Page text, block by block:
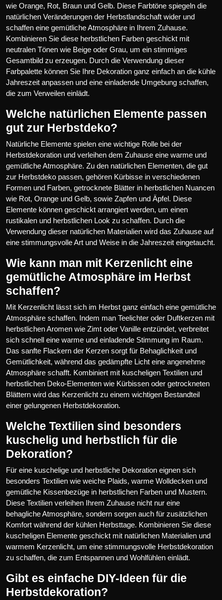
wie Orange, Rot, Braun und Gelb. Diese Farbtöne spiegeln die
natürlichen Veränderungen der Herbstlandschaft wider und
schaffen eine gemütliche Atmosphäre in Ihrem Zuhause.
Kombinieren Sie diese herbstlichen Farben geschickt mit
neutralen Tönen wie Beige oder Grau, um ein stimmiges
Gesamtbild zu erzeugen. Durch die Verwendung dieser
Farbpalette können Sie Ihre Dekoration ganz einfach an die kühle
Jahreszeit anpassen und eine einladende Umgebung schaffen,
die zum Verweilen einlädt.
Welche natürlichen Elemente passen
gut zur Herbstdeko?
Natürliche Elemente spielen eine wichtige Rolle bei der
Herbstdekoration und verleihen dem Zuhause eine warme und
gemütliche Atmosphäre. Zu den natürlichen Elementen, die gut
zur Herbstdeko passen, gehören Kürbisse in verschiedenen
Formen und Farben, getrocknete Blätter in herbstlichen Nuancen
wie Rot, Orange und Gelb, sowie Zapfen und Äpfel. Diese
Elemente können geschickt arrangiert werden, um einen
rustikalen und herbstlichen Look zu schaffen. Durch die
Verwendung dieser natürlichen Materialien wird das Zuhause auf
eine stimmungsvolle Art und Weise in die Jahreszeit eingetaucht.
Wie kann man mit Kerzenlicht eine
gemütliche Atmosphäre im Herbst
schaffen?
Mit Kerzenlicht lässt sich im Herbst ganz einfach eine gemütliche
Atmosphäre schaffen. Indem man Teelichter oder Duftkerzen mit
herbstlichen Aromen wie Zimt oder Vanille entzündet, verbreitet
sich schnell eine warme und einladende Stimmung im Raum.
Das sanfte Flackern der Kerzen sorgt für Behaglichkeit und
Gemütlichkeit, während das gedämpfte Licht eine angenehme
Atmosphäre schafft. Kombiniert mit kuscheligen Textilien und
herbstlichen Deko-Elementen wie Kürbissen oder getrockneten
Blättern wird das Kerzenlicht zu einem wichtigen Bestandteil
einer gelungenen Herbstdekoration.
Welche Textilien sind besonders
kuschelig und herbstlich für die
Dekoration?
Für eine kuschelige und herbstliche Dekoration eignen sich
besonders Textilien wie weiche Plaids, warme Wolldecken und
gemütliche Kissenbezüge in herbstlichen Farben und Mustern.
Diese Textilien verleihen Ihrem Zuhause nicht nur eine
behagliche Atmosphäre, sondern sorgen auch für zusätzlichen
Komfort während der kühlen Herbsttage. Kombinieren Sie diese
kuscheligen Elemente geschickt mit natürlichen Materialien und
warmem Kerzenlicht, um eine stimmungsvolle Herbstdekoration
zu schaffen, die zum Entspannen und Wohlfühlen einlädt.
Gibt es einfache DIY-Ideen für die
Herbstdekoration?